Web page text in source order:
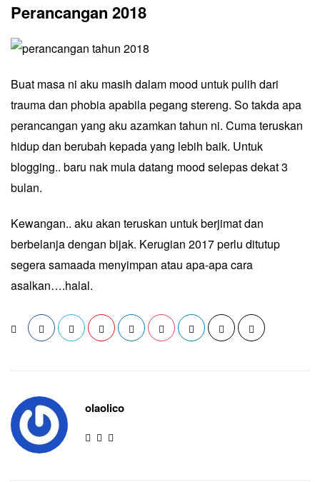
Perancangan 2018
Buat masa ni aku masih dalam mood untuk pulih dari
trauma dan phobia apabila pegang stereng. So takda apa
perancangan yang aku azamkan tahun ni. Cuma teruskan
hidup dan berubah kepada yang lebih baik. Untuk
blogging.. baru nak mula datang mood selepas dekat 3
bulan.
Kewangan.. aku akan teruskan untuk berjimat dan
berbelanja dengan bijak. Kerugian 2017 perlu ditutup
segera samaada menyimpan atau apa-apa cara
asalkan….halal.
olaolico